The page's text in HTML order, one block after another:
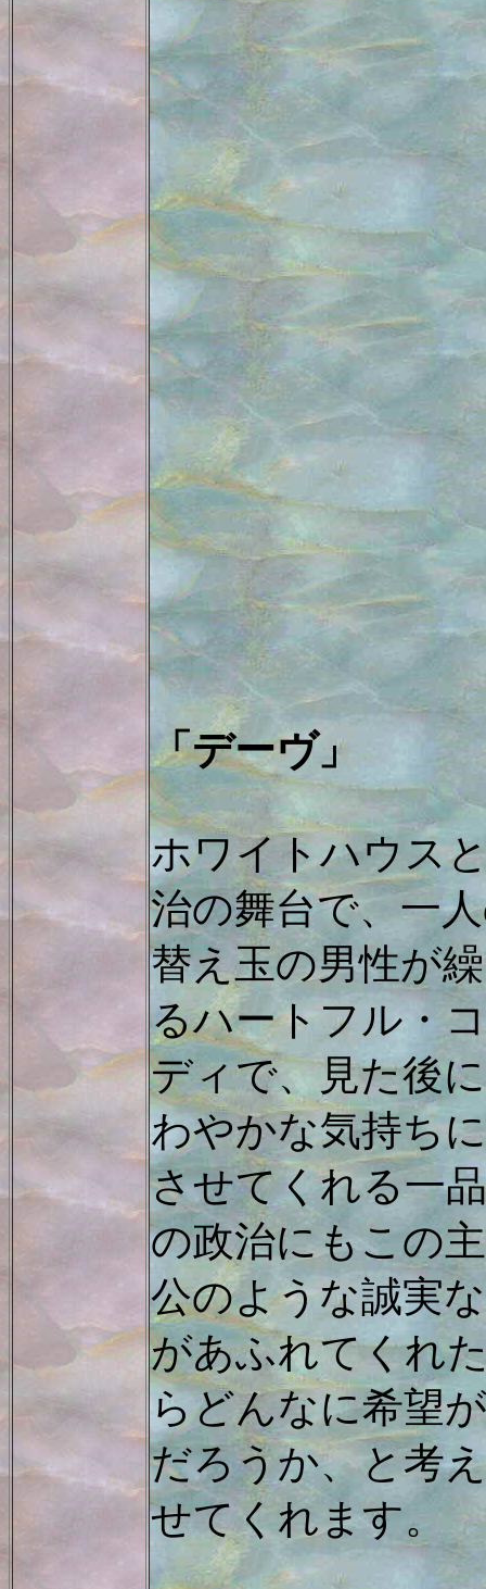
「デーヴ」
ホワイトハウス
治の舞台で、一
替え玉の男性が
るハートフル・
ディで、見た後
わやかな気持ちに
させてくれる一
の政治にもこの
公のような誠実
があふれてくれ
らどんなに希望
だろうか、と考
せてくれます。